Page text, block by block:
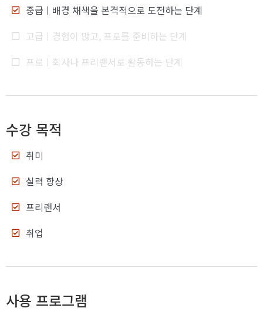
중급 ㅣ배경 채색을 본격적으로 도전하는 단계
고급 ㅣ경험이 많고, 프로를 준비하는 단계
프로 ㅣ회사나 프리랜서로 활동하는 단계
수강 목적
취미
실력 향상
프리랜서
취업
사용 프로그램